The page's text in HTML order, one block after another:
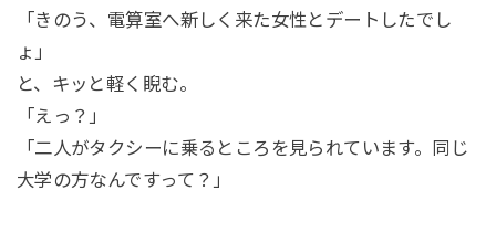
「きのう、電算室へ新しく来た女性とデートしたでし
ょ」
と、キッと軽く睨む。
「えっ？」
「二人がタクシーに乗るところを見られています。同じ
大学の方なんですって？」